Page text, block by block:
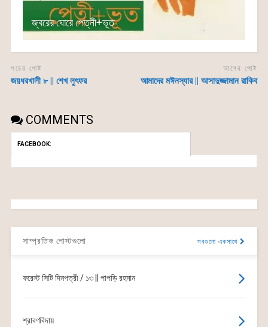
জ্বরের ঘোরে পেত্নী+ভূত
পরের পোষ্ট
জয়ধরখালী ৮ || শেখ লুৎফর
আগের পোষ্ট
আমাদের মঈনস্যার || আসাদুজ্জামান রাকিব
COMMENTS
FACEBOOK:
সাম্প্রতিক পোস্টগুলো সবগুলো একসাথে
ফরেস্ট সিটি দিনপত্রী / ১৩ || পাপড়ি রহমান
শ্রাবণবিদায়